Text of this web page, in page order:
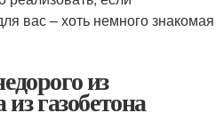
вас – хоть немного знакомая
из
газобетона